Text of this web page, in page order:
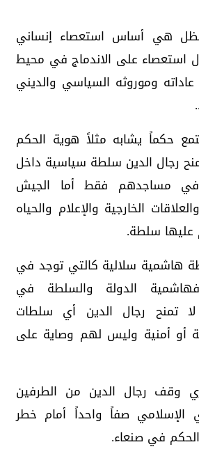
هي أساس استعصاء إنساني
استعصاء على الاندماج في محيط
وموروثه السياسي والديني
حكماً يشابه مثلاً هوية الحكم
رجال الدين سلطة سياسية داخل
في مساجدهم فقط أما الجيش
الخارجية والإعلام والحياه
عليها سلطة.
هاشمية سلالية كالتي توجد في
فهاشمية الدولة والسلطة في
لا تمنح رجال الدين أي سلطات
أو أمنية وليس لهم وصاية على
وقف رجال الدين من الطرفين
الإسلامي صفاً واحداً أمام خطر
في صنعاء.